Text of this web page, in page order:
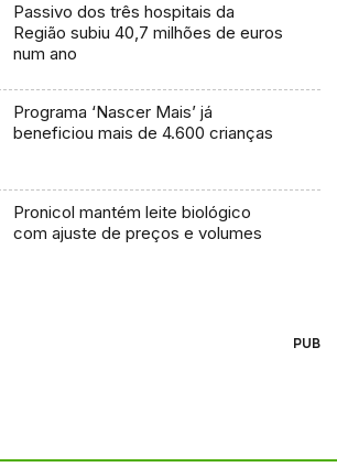
Passivo dos três hospitais da
Região subiu 40,7 milhões de euros
num ano
Programa ‘Nascer Mais’ já
beneficiou mais de 4.600 crianças
Pronicol mantém leite biológico
com ajuste de preços e volumes
PUB